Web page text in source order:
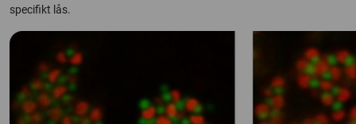
specifikt lås.